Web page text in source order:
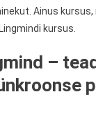
Ainus
kursus.
–